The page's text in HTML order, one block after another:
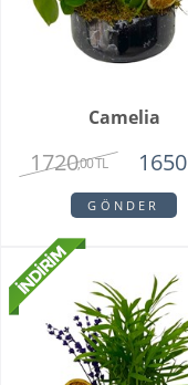
Camelia
1720,00 TL 1650
GÖNDER